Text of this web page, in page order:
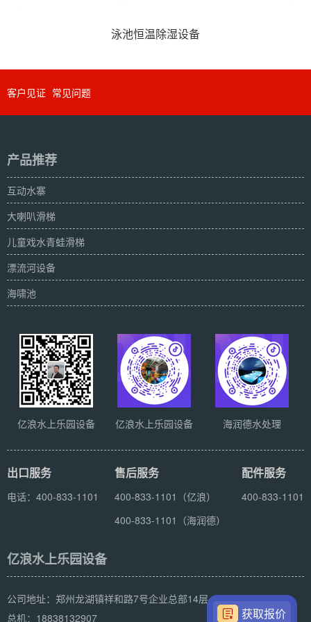
泳池恒温除湿设备
客户见证 常见问题
产品推荐
互动水寨
大喇叭滑梯
儿童戏水青蛙滑梯
漂流河设备
海啸池
亿浪水上乐园设备 亿浪水上乐园设备 海润德水处理
出口服务
电话：400-833-1101
售后服务
400-833-1101（亿浪）
400-833-1101（海润德）
配件服务
400-833-1101
亿浪水上乐园设备
公司地址：郑州龙湖镇祥和路7号企业总部14层
总机：18838132907
获取报价